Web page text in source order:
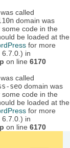
called
domain was
code in the
be loaded at the
for more
in
on line 6170
called
seo domain was
code in the
be loaded at the
for more
in
on line 6170